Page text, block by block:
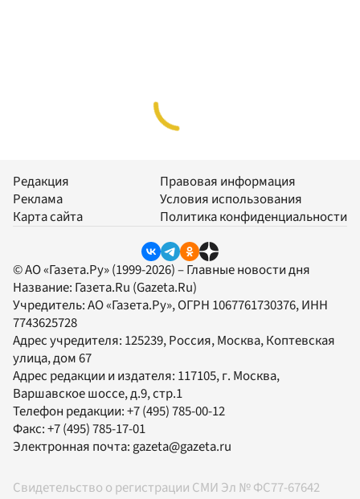
Редакция
Реклама
Карта сайта
Правовая информация
Условия использования
Политика конфиденциальности
© АО «Газета.Ру» (1999-2026) – Главные новости дня
Название: Газета.Ru (Gazeta.Ru)
Учредитель:АО «Газета.Ру», ОГРН 1067761730376, ИНН
7743625728
Адрес учредителя: 125239, Россия, Москва, Коптевская
улица, дом 67
Адрес редакции и издателя: 117105, г. Москва,
Варшавское шоссе, д.9, стр.1
Телефон редакции:+7 (495) 785-00-12
Факс:+7 (495) 785-17-01
Электронная почта: gazeta@gazeta.ru
Свидетельство о регистрации СМИ Эл № ФС77-67642